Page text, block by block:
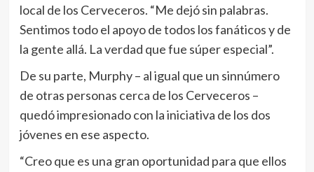
local de los Cerveceros. “Me dejó sin palabras.
Sentimos todo el apoyo de todos los fanáticos y de
la gente allá. La verdad que fue súper especial”.
De su parte, Murphy – al igual que un sinnúmero
de otras personas cerca de los Cerveceros –
quedó impresionado con la iniciativa de los dos
jóvenes en ese aspecto.
“Creo que es una gran oportunidad para que ellos